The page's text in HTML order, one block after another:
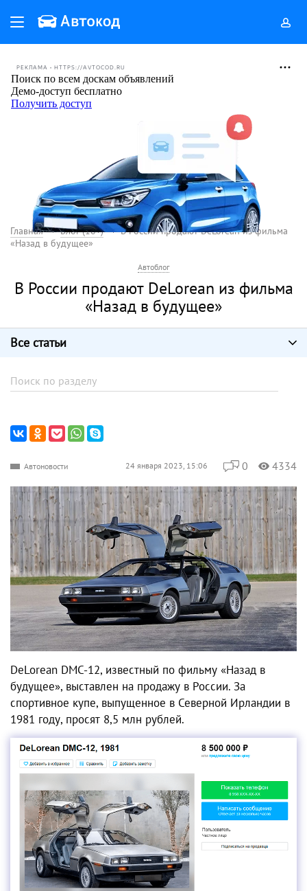
РЕКЛАМА • HTTPS://AVTOCOD.RU
Главная Блог (18+)
В России продают DeLorean из фильма
«Назад в будущее»
Автоблог
В России продают DeLorean из фильма
«Назад в будущее»
Все статьи
Автоновости 24 января 2023, 15:06 0 4334
DeLorean DMC-12, известный по фильму «Назад в
будущее», выставлен на продажу в России. За
спортивное купе, выпущенное в Северной Ирландии в
1981 году, просят 8,5 млн рублей.